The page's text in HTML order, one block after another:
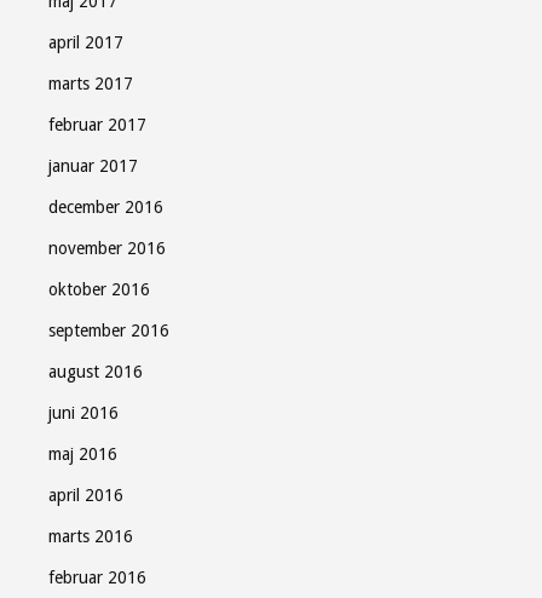
april 2017
marts 2017
februar 2017
januar 2017
december 2016
november 2016
oktober 2016
september 2016
august 2016
juni 2016
maj 2016
april 2016
marts 2016
februar 2016